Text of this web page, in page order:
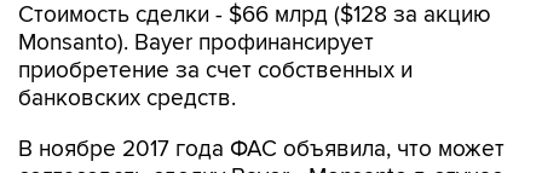
Стоимость сделки - $66 млрд ($128 за акцию
Monsanto). Bayer профинансирует
приобретение за счет собственных и
банковских средств.
В ноябре 2017 года ФАС объявила, что может